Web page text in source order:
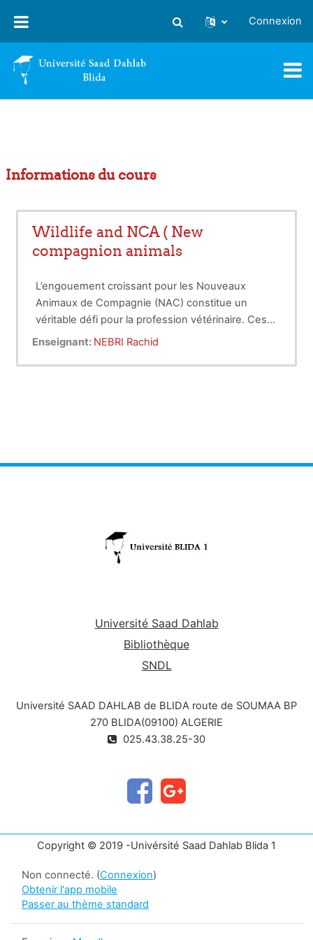
Activer/désactiver la saisie
Connexion
Informations du cours
Wildlife and NCA ( New
compagnion animals
L’engouement croissant pour les Nouveaux
Animaux de Compagnie (NAC) constitue un
véritable défi pour la profession vétérinaire. Ces
espèces, par leur grande diversité biologique,
besoins spécifiques en matière de soins et de
en abordant les aspects essentiels de leur
bien sûr que d’une base de travail, destinée à
éveiller la curiosité, à encourager
demande en soins pour NAC est en nette
progression mais reste encore mal encadrée, il
appartient aux futurs vétérinaires d’assumer un
rôle central, à la fois technique, éthique et
lutte contre les trafics d’espèces, le respect des
normes de bien-être animal et l'intégration des
NAC dans une approche de santé globale (One
professionnels. En définitive, la médecine des
NAC ne doit pas être perçue comme un domaine
riche, dynamique et en pleine expansion, où le
compétences, sa rigueur scientifique et son
engagement au service de toutes les formes de
vie.
Enseignant: NEBRI Rachid
Université Saad Dahlab
Bibliothèque
SNDL
Université SAAD DAHLAB de BLIDA route de SOUMAA BP
270 BLIDA(09100) ALGERIE
025.43.38.25-30
Copyright © 2019 -Univérsité Saad Dahlab Blida 1
Non connecté. (Connexion)
Obtenir l'app mobile
Passer au thème standard